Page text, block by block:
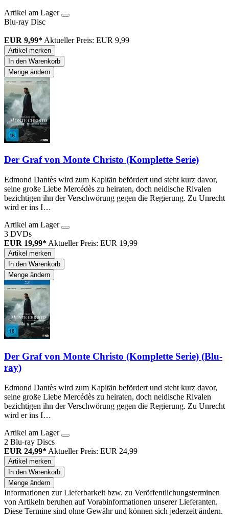
Artikel am Lager
Blu-ray Disc
EUR 9,99* Aktueller Preis: EUR 9,99
Artikel merken
In den Warenkorb
Menge ändern
Der Graf von Monte Christo (Komplette Serie)
Edmond Dantès wird zum Kapitän befördert und steht kurz davor,
seine große Liebe Mercédès zu heiraten, doch neidische Rivalen
bezichtigen ihn der Verschwörung gegen die Regierung. Zu Unrecht
wird er ins I…
Artikel am Lager
3 DVDs
EUR 19,99* Aktueller Preis: EUR 19,99
Artikel merken
In den Warenkorb
Menge ändern
Der Graf von Monte Christo (Komplette Serie) (Blu-
ray)
Edmond Dantès wird zum Kapitän befördert und steht kurz davor,
seine große Liebe Mercédès zu heiraten, doch neidische Rivalen
bezichtigen ihn der Verschwörung gegen die Regierung. Zu Unrecht
wird er ins I…
Artikel am Lager
2 Blu-ray Discs
EUR 24,99* Aktueller Preis: EUR 24,99
Artikel merken
In den Warenkorb
Menge ändern
Informationen zur Lieferbarkeit bzw. zu Veröffentlichungsterminen
von Artikeln beruhen auf Vorabinformationen unserer Lieferanten.
Diese Termine sind ohne Gewähr und können sich jederzeit ändern.